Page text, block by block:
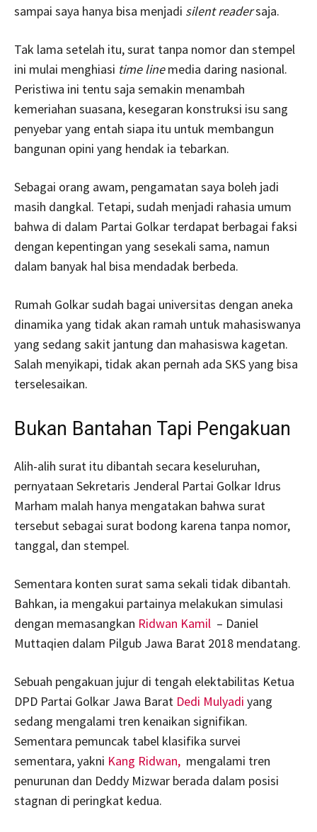
sampai saya hanya bisa menjadi silent readersaja.
Tak lama setelah itu, surat tanpa nomor dan stempel
ini mulai menghiasi time linemedia daring nasional.
Peristiwa ini tentu saja semakin menambah
kemeriahan suasana, kesegaran konstruksi isu sang
penyebar yang entah siapa itu untuk membangun
bangunan opini yang hendak ia tebarkan.
Sebagai orang awam, pengamatan saya boleh jadi
masih dangkal. Tetapi, sudah menjadi rahasia umum
bahwa di dalam Partai Golkar terdapat berbagai faksi
dengan kepentingan yang sesekali sama, namun
dalam banyak hal bisa mendadak berbeda.
Rumah Golkar sudah bagai universitas dengan aneka
dinamika yang tidak akan ramah untuk mahasiswanya
yang sedang sakit jantung dan mahasiswa kagetan.
Salah menyikapi, tidak akan pernah ada SKS yang bisa
terselesaikan.
Bukan Bantahan Tapi Pengakuan
Alih-alih surat itu dibantah secara keseluruhan,
pernyataan Sekretaris Jenderal Partai Golkar Idrus
Marham malah hanya mengatakan bahwa surat
tersebut sebagai surat bodong karena tanpa nomor,
tanggal, dan stempel.
Sementara konten surat sama sekali tidak dibantah.
Bahkan, ia mengakui partainya melakukan simulasi
dengan memasangkan Ridwan Kamil – Daniel
Muttaqien dalam Pilgub Jawa Barat 2018 mendatang.
Sebuah pengakuan jujur di tengah elektabilitas Ketua
DPD Partai Golkar Jawa Barat Dedi Mulyadi yang
sedang mengalami tren kenaikan signifikan.
Sementara pemuncak tabel klasifika survei
sementara, yakni Kang Ridwan, mengalami tren
penurunan dan Deddy Mizwar berada dalam posisi
stagnan di peringkat kedua.